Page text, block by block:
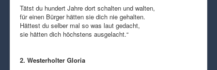
Tätst du hundert Jahre dort schalten und walten,
für einen Bürger hätten sie dich nie gehalten.
Hättest du selber mal so was laut gedacht,
sie hätten dich höchstens ausgelacht.“
2. Westerholter Gloria